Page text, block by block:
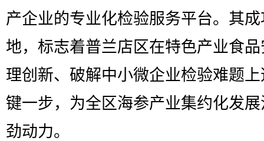
产企业的专业化检验服务平台。其
地，标志着普兰店区在特色产业食
理创新、破解中小微企业检验难题
键一步，为全区海参产业集约化发
劲动力。